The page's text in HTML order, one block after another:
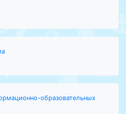
образовательных